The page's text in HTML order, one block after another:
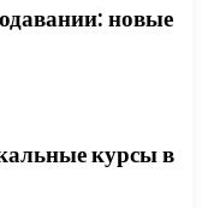
новые
курсы в